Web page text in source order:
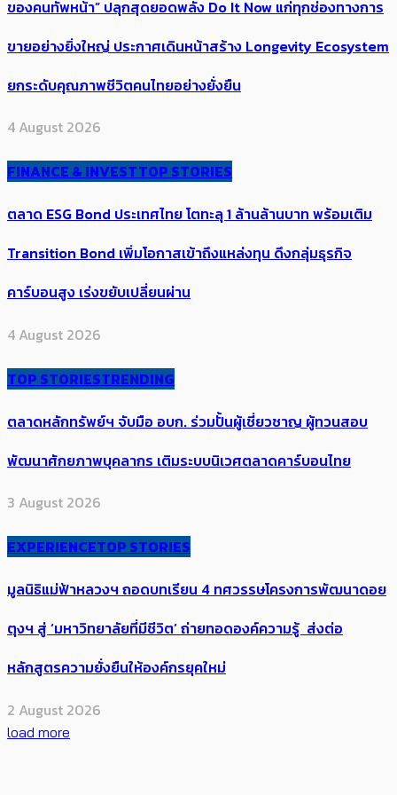
ของคนทัพหน้า” ปลุกสุดยอดพลัง Do It Now แก่ทุกช่องทางการ
ขายอย่างยิ่งใหญ่ ประกาศเดินหน้าสร้าง Longevity Ecosystem
ยกระดับคุณภาพชีวิตคนไทยอย่างยั่งยืน
4 August 2026
FINANCE & INVESTTOP STORIES
ตลาด ESG Bond ประเทศไทย โตทะลุ 1 ล้านล้านบาท พร้อมเติม
Transition Bond เพิ่มโอกาสเข้าถึงแหล่งทุน ดึงกลุ่มธุรกิจ
คาร์บอนสูง เร่งขยับเปลี่ยนผ่าน
4 August 2026
TOP STORIESTRENDING
ตลาดหลักทรัพย์ฯ จับมือ อบก. ร่วมปั้นผู้เชี่ยวชาญ ผู้ทวนสอบ
พัฒนาศักยภาพบุคลากร เติมระบบนิเวศตลาดคาร์บอนไทย
3 August 2026
EXPERIENCETOP STORIES
มูลนิธิแม่ฟ้าหลวงฯ ถอดบทเรียน 4 ทศวรรษโครงการพัฒนาดอย
ตุงฯ สู่ ‘มหาวิทยาลัยที่มีชีวิต’ ถ่ายทอดองค์ความรู้ ส่งต่อ
หลักสูตรความยั่งยืนให้องค์กรยุคใหม่
2 August 2026
load more